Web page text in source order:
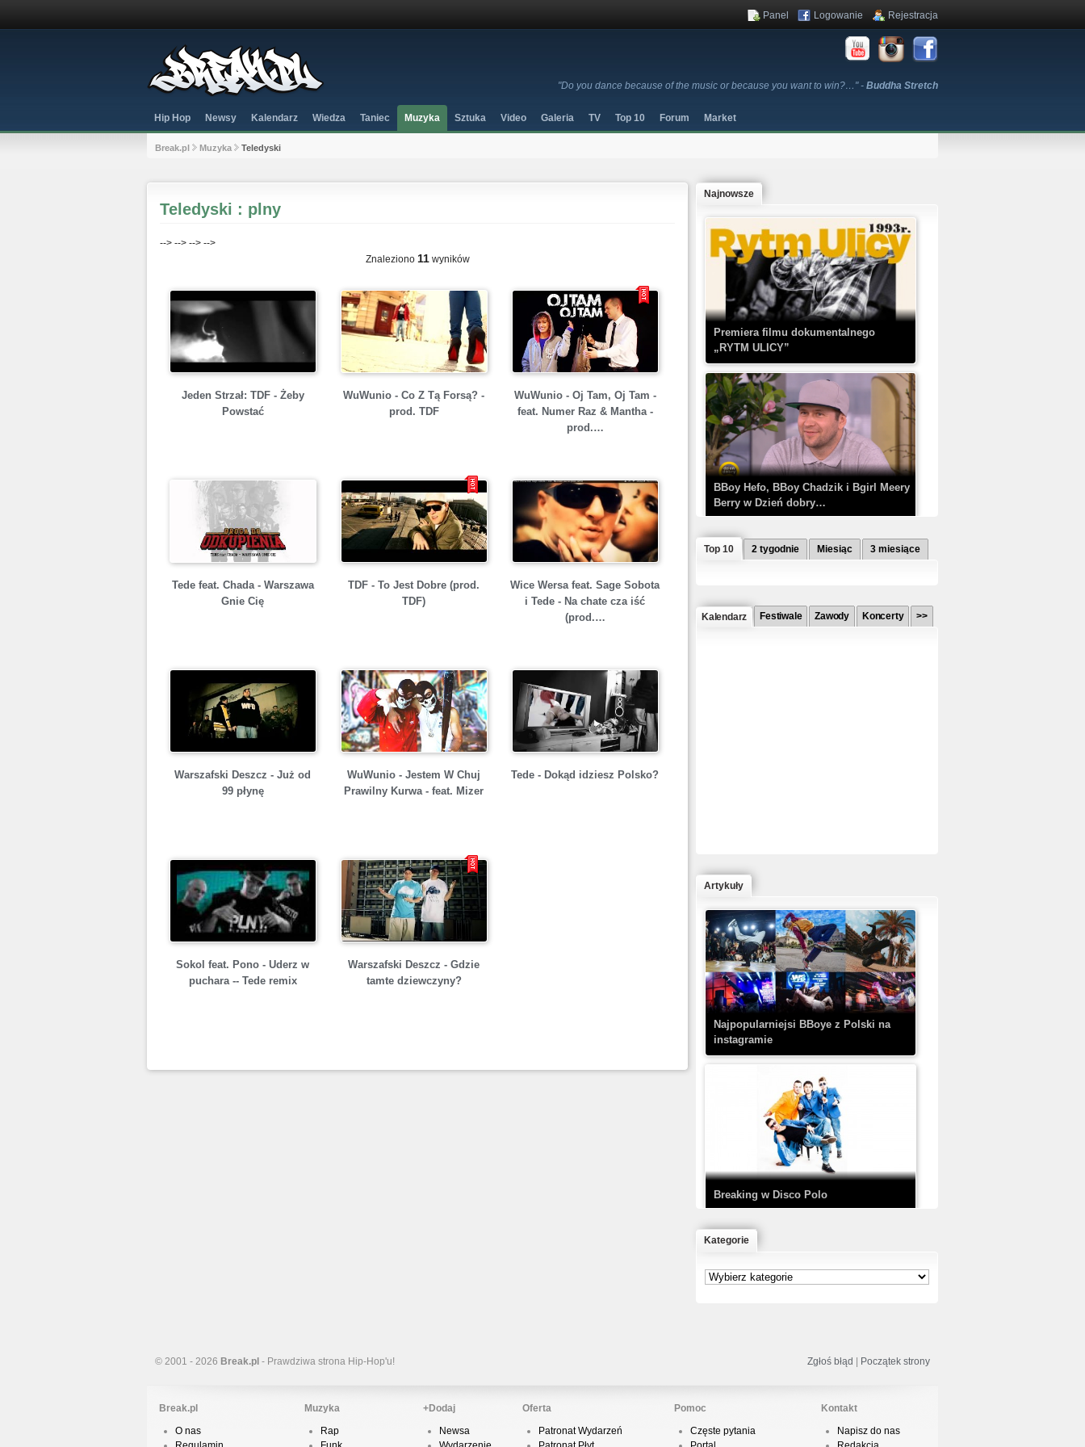
"Do you dance because of the music or because you want to win?…" - Buddha Stretch
Panel Logowanie Rejestracja
Hip Hop Newsy Kalendarz Wiedza Taniec Muzyka Sztuka Video Galeria TV Top 10 Forum Market
Break.pl Muzyka Teledyski
Teledyski : plny
--> --> --> -->
Znaleziono 11wyników
Jeden Strzał: TDF - Żeby
Powstać
WuWunio - Co Z Tą Forsą? -
prod. TDF
WuWunio - Oj Tam, Oj Tam -
feat. Numer Raz & Mantha -
prod.…
Tede feat. Chada - Warszawa
Gnie Cię
TDF - To Jest Dobre (prod.
TDF)
Wice Wersa feat. Sage Sobota
i Tede - Na chate cza iść
(prod.…
Warszafski Deszcz - Już od
99 płynę
WuWunio - Jestem W Chuj
Prawilny Kurwa - feat. Mizer
Tede - Dokąd idziesz Polsko?
Sokol feat. Pono - Uderz w
puchara -- Tede remix
Warszafski Deszcz - Gdzie
tamte dziewczyny?
Najnowsze
Premiera filmu dokumentalnego
„RYTM ULICY”
BBoy Hefo, BBoy Chadzik i Bgirl Meery
Berry w Dzień dobry…
Kaczorex w najnowszym klipie: HRYPA
– Kobieta z walizką
TEDE & SIR MICH - KICKDOWN /
DISCO NOIR
Prod. Chubeats, Scratch:…
KrisBo - Cienie
Top 10 2 tygodnie Miesiąc 3 miesiące
Kalendarz Festiwale Zawody Koncerty >>
Artykuły
Najpopularniejsi BBoye z Polski na
instagramie
Breaking w Disco Polo
Kategorie
© 2001 - 2026 Break.pl - Prawdziwa strona Hip-Hop'u! Zgłoś błąd | Początek strony
Break.pl
O nas
Muzyka
Rap
+Dodaj
Newsa
Oferta
Patronat Wydarzeń
Pomoc
Częste pytania
Kontakt
Napisz do nas